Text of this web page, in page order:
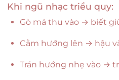
Khi ngũ nhạc triều quy:
Gò má thu vào → biết
Cằm hướng lên → hậu
Trán hướng nhẹ vào →